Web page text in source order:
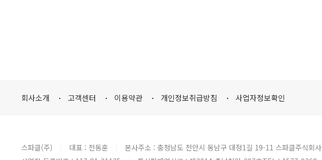
회사소개 고객센터 이용약관 개인정보취급방침 사업자정보확인
스파클(주) 대표 : 전동훈
본사주소 : 충청남도 천안시 동남구 대정1길 19-11 스파클주식회사